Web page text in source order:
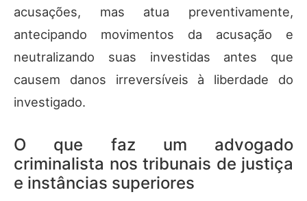
acusações, mas atua preventivamente,
antecipando movimentos da acusação e
neutralizando suas investidas antes que
causem danos irreversíveis à liberdade do
investigado.
O que faz um advogado
criminalista nos tribunais de justiça
e instâncias superiores